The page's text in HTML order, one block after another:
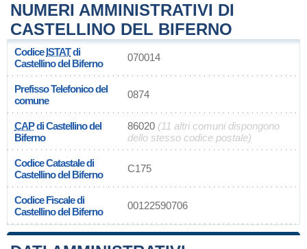
NUMERI AMMINISTRATIVI DI
CASTELLINO DEL BIFERNO
CodiceISTATdi
Castellino del Biferno
070014
Prefisso Telefonico del
comune
0874
CAPdi Castellino del
Biferno
86020 (11 altri comuni dispongono
dello stesso codice postale)
Codice Catastale di
Castellino del Biferno
C175
Codice Fiscale di
Castellino del Biferno
00122590706